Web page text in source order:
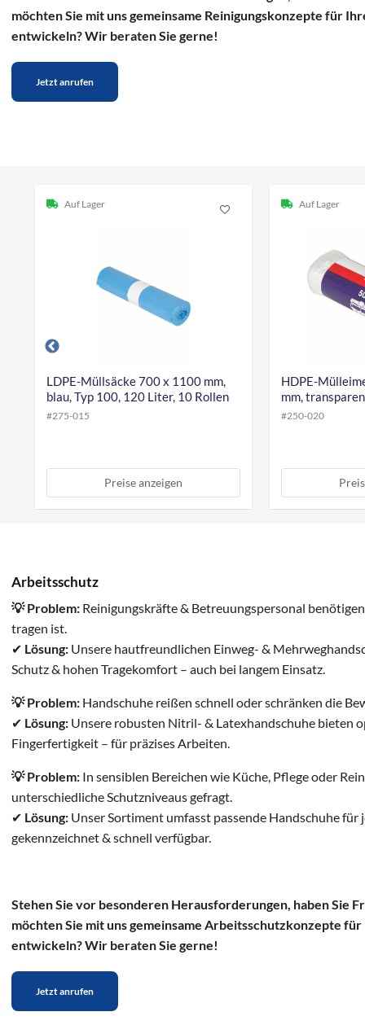
möchten Sie mit uns gemeinsame Reinigungskonzepte für
entwickeln? Wir beraten Sie gerne!
Jetzt anrufen
LDPE-Müllsäcke 700 x 1100 mm,
blau, Typ 100, 120 Liter, 10 Rollen
#275-015
Auf Lager
Preise anzeigen
HDPE-
mm,
#250-020
Auf Lager
Arbeitsschutz
💡 Problem: Reinigungskräfte & Betreuungspersonal
tragen ist.
✔ Lösung: Unsere hautfreundlichen Einweg- &
Schutz & hohen Tragekomfort – auch bei langem Einsatz.
💡 Problem: Handschuhe reißen schnell oder schränken die
✔ Lösung: Unsere robusten Nitril- & Latexhandschuhe bieten
Fingerfertigkeit – für präzises Arbeiten.
💡 Problem: In sensiblen Bereichen wie Küche, Pflege oder
unterschiedliche Schutzniveaus gefragt.
✔ Lösung: Unser Sortiment umfasst passende Handschuhe für
gekennzeichnet & schnell verfügbar.
Stehen Sie vor besonderen Herausforderungen, haben Sie
möchten Sie mit uns gemeinsame Arbeitsschutzkonzepte
entwickeln? Wir beraten Sie gerne!
Jetzt anrufen